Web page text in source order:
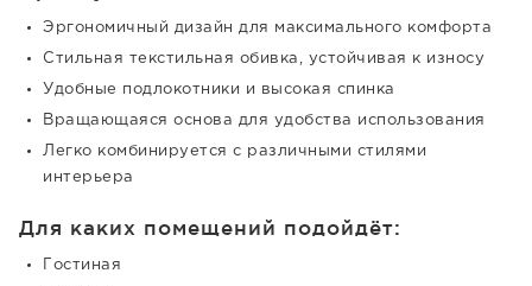
Эргономичный дизайн для максимального комфорта
Стильная текстильная обивка, устойчивая к износу
Удобные подлокотники и высокая спинка
Вращающаяся основа для удобства использования
Легко комбинируется с различными стилями
интерьера
Для каких помещений подойдёт:
Гостиная